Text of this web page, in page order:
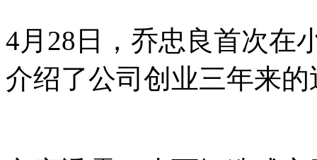
4月28日，乔忠良首次在
介绍了公司创业三年来的